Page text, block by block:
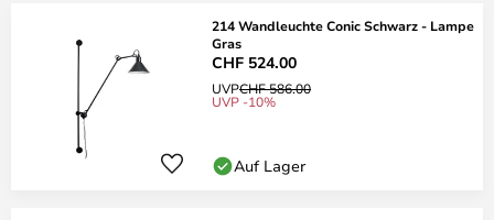
214 Wandleuchte Conic Schwarz - Lampe
Gras
CHF 524.00
UVPCHF 586.00
UVP -10%
Auf Lager